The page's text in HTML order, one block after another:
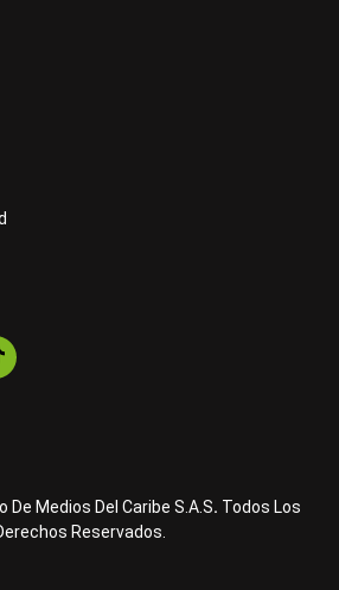
Medios Del Caribe S.A.S. Todos Los
Reservados.